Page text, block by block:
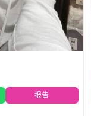
报告